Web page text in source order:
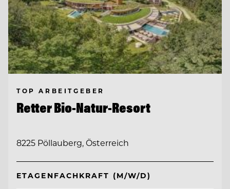
TOP ARBEITGEBER
Retter Bio-Natur-Resort
8225 Pöllauberg, Österreich
ETAGENFACHKRAFT (M/W/D)